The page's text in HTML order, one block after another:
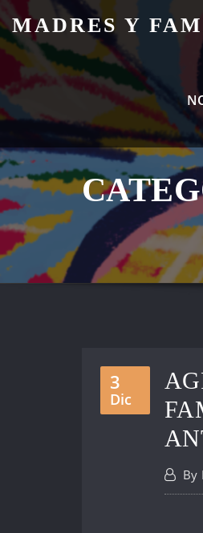
Skip
to
content
MADRES Y
3
Dic
By